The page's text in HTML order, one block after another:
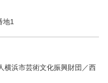
地1
横浜市芸術文化振興財団／西